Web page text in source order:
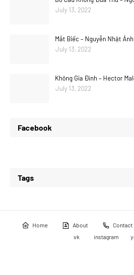
July 13, 2022
Mắt Biếc – Nguyễn Nhật Ánh
July 13, 2022
Không Gia Đình – Hector
July 13, 2022
Facebook
Tags
Home About Contact
vk
instagram